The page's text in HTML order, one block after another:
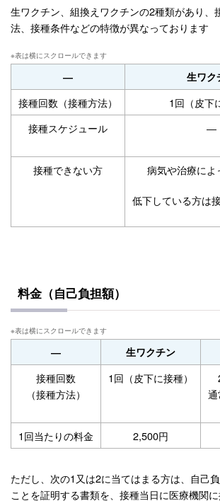
生ワクチン、組換えワクチンの2種類があり、
法、接種条件などの特徴が異なっております
― 生ワク
接種回数（接種方法）
1回（皮下
接種スケジュール
―
接種できない方 病気や治療に
低下している方は
料金（自己負担額）
― 生ワクチン
接種回数
（接種方法）
1回（皮下に接種）
1回当たりの料金
2,500円
ただし、次の1又は2に当てはまる方は、自己
ことを証明する書類を、接種当日に医療機関に